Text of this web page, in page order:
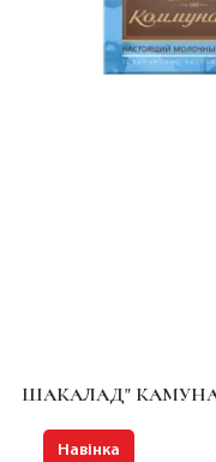
ШАКАЛАД"
Навінка